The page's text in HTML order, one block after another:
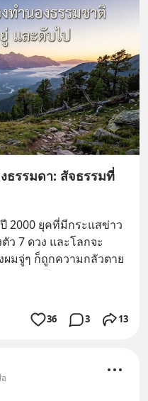
ธรรมดา: สัจธรรมที่
2000 ยุคที่มีกระแสข่าว
ว 7 ดวง และโลกจะ
ผมจู่ๆ ก็ถูกความกลัวตาย
36 3 13